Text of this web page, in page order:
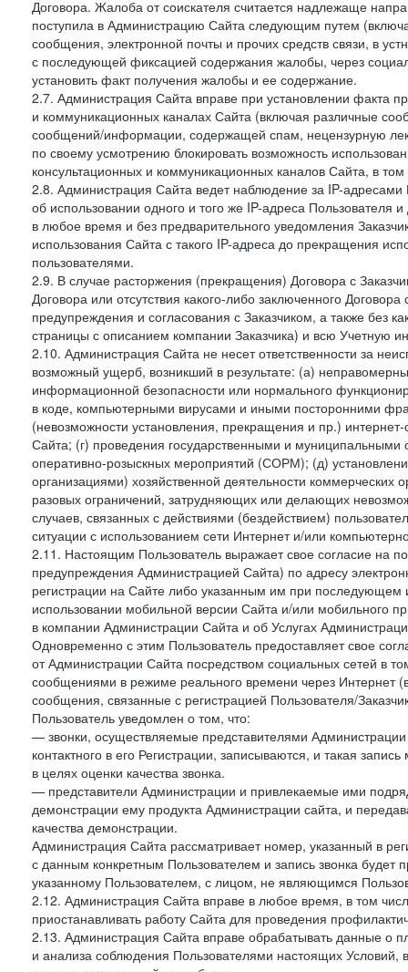
Договора. Жалоба от соискателя считается надлежаще
поступила в Администрацию Сайта следующим путем
сообщения, электронной почты и прочих средств связи, в
с последующей фиксацией содержания жалобы, через
установить факт получения жалобы и ее содержание.
2.7. Администрация Сайта вправе при установлении факта
и коммуникационных каналах Сайта (включая различные
сообщений/информации, содержащей спам, нецензурную
по своему усмотрению блокировать возможность
консультационных и коммуникационных каналов Сайта, в
2.8. Администрация Сайта ведет наблюдение за IP-
об использовании одного и того же IP-адреса Пользователя
в любое время и без предварительного уведомления
использования Сайта с такого IP-адреса до прекращения
пользователями.
2.9. В случае расторжения (прекращения) Договора с
Договора или отсутствия какого-либо заключенного
предупреждения и согласования с Заказчиком, а также без
страницы с описанием компании Заказчика) и всю Учетную
2.10. Администрация Сайта не несет ответственности за
возможный ущерб, возникший в результате: (а)
информационной безопасности или нормального
в коде, компьютерными вирусами и иными посторонними
(невозможности установления, прекращения и пр.)
Сайта; (г) проведения государственными и
оперативно-розыскных мероприятий (СОРМ); (д)
организациями) хозяйственной деятельности коммерческих
разовых ограничений, затрудняющих или делающих
случаев, связанных с действиями (бездействием)
ситуации с использованием сети Интернет и/или
2.11. Настоящим Пользователь выражает свое согласие на
предупреждения Администрацией Сайта) по адресу
регистрации на Сайте либо указанным им при
использовании мобильной версии Сайта и/или мобильного
в компании Администрации Сайта и об Услугах
Одновременно с этим Пользователь предоставляет свое
от Администрации Сайта посредством социальных сетей в
сообщениями в режиме реального времени через Интернет
сообщения, связанные с регистрацией Пользователя/
Пользователь уведомлен о том, что:
— звонки, осуществляемые представителями
контактного в его Регистрации, записываются, и такая
в целях оценки качества звонка.
— представители Администрации и привлекаемые ими
демонстрации ему продукта Администрации сайта, и
качества демонстрации.
Администрация Сайта рассматривает номер, указанный в
с данным конкретным Пользователем и запись звонка будет
указанному Пользователем, с лицом, не являющимся
2.12. Администрация Сайта вправе в любое время, в том
приостанавливать работу Сайта для проведения
2.13. Администрация Сайта вправе обрабатывать данные о
и анализа соблюдения Пользователями настоящих